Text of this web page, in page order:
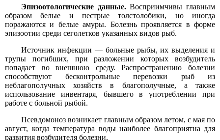
Эпизоотологические данные.Восприимчивы главным
образом белые и пестрые толстолобики, но иногда
поражаются и белые амуры. Болезнь проявляется в форме
эпизоотии среди сеголетков указанных видов рыб.
Источник инфекции — больные рыбы, их выделения и
трупы погибших, при разложении которых возбудитель
попадает во внешнюю среду. Распространению болезни
способствуют бесконтрольные перевозки рыб из
неблагополучных хозяйств в благополучные, а также
использование инвентаря, бывшего в употреблении при
работе с больной рыбой.
Псевдомоноз возникает главным образом летом, с мая по
август, когда температура воды наиболее благоприятна для
развития возбудителя болезни.